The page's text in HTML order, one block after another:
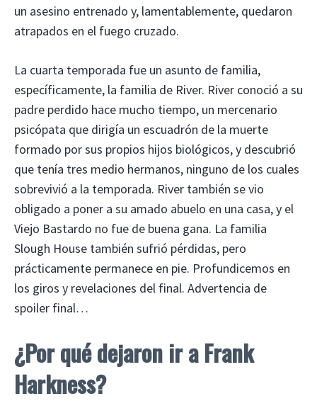
un asesino entrenado y, lamentablemente, quedaron
atrapados en el fuego cruzado.
La cuarta temporada fue un asunto de familia,
específicamente, la familia de River. River conoció a su
padre perdido hace mucho tiempo, un mercenario
psicópata que dirigía un escuadrón de la muerte
formado por sus propios hijos biológicos, y descubrió
que tenía tres medio hermanos, ninguno de los cuales
sobrevivió a la temporada. River también se vio
obligado a poner a su amado abuelo en una casa, y el
Viejo Bastardo no fue de buena gana. La familia
Slough House también sufrió pérdidas, pero
prácticamente permanece en pie. Profundicemos en
los giros y revelaciones del final. Advertencia de
spoiler final…
¿Por qué dejaron ir a Frank
Harkness?